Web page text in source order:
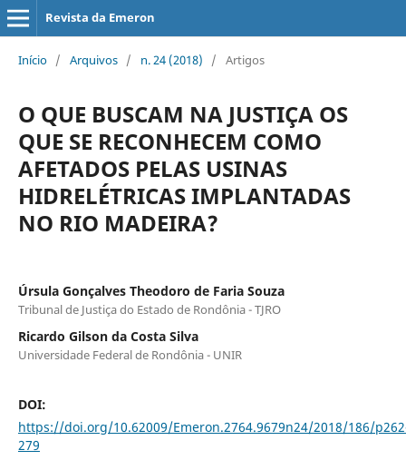
Revista da Emeron
Início / Arquivos / n. 24 (2018) / Artigos
O QUE BUSCAM NA JUSTIÇA OS
QUE SE RECONHECEM COMO
AFETADOS PELAS USINAS
HIDRELÉTRICAS IMPLANTADAS
NO RIO MADEIRA?
Úrsula Gonçalves Theodoro de Faria Souza
Tribunal de Justiça do Estado de Rondônia - TJRO
Ricardo Gilson da Costa Silva
Universidade Federal de Rondônia - UNIR
DOI:
https://doi.org/10.62009/Emeron.2764.9679n24/2018/186/
279